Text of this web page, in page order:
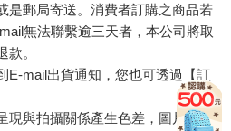
是郵局寄送。消費者訂購之商品若
無法聯繫逾三天者，本公司將取
。
E-mail出貨通知，您也可透過【訂
現與拍攝關係產生色差，圖片僅供